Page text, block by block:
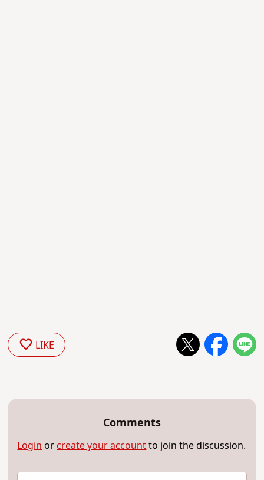
LIKE
Comments
Loginorcreate your accountto join the discussion.